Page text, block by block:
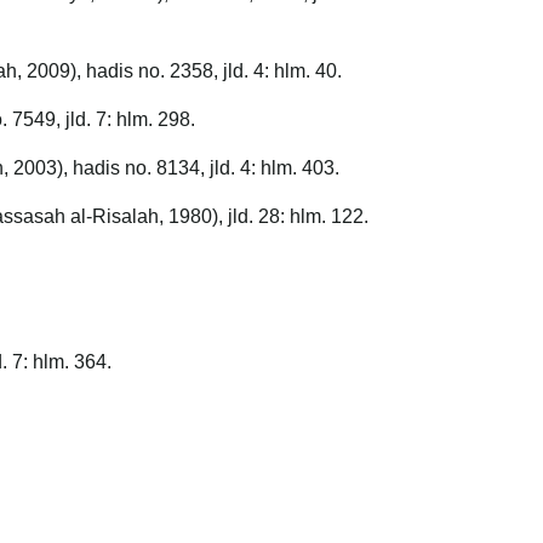
2009), hadis no. 2358, jld. 4: hlm. 40.
7549, jld. 7: hlm. 298.
2003), hadis no. 8134, jld. 4: hlm. 403.
al-Risalah, 1980), jld. 28: hlm. 122.
7: hlm. 364.